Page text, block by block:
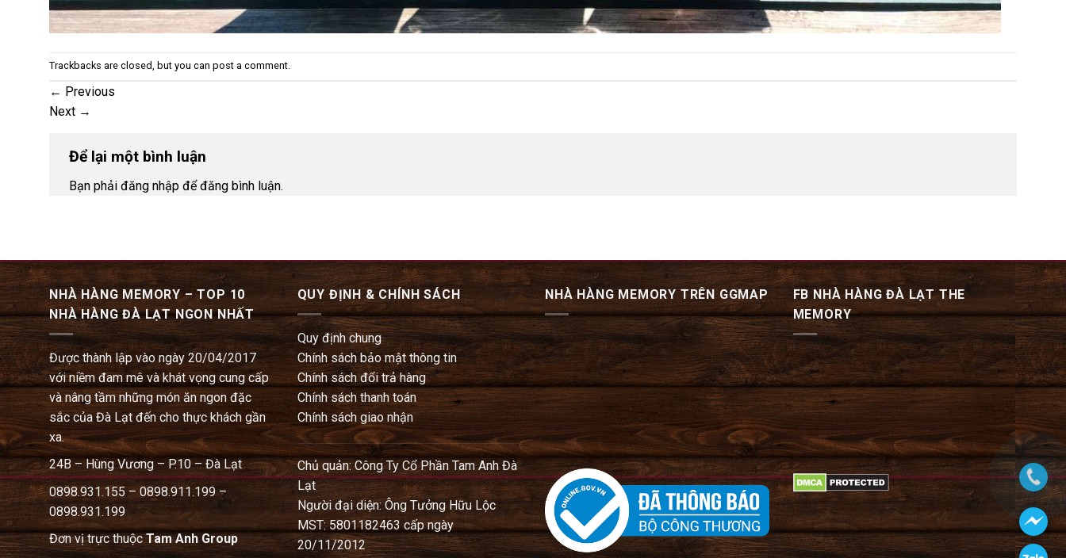
Trackbacks are closed, but you can post a comment
← Previous
Next →
Để lại một bình luận
Bạn phải đăng nhập để đăng bình luận.
NHÀ HÀNG MEMORY – TOP 10
NHÀ HÀNG ĐÀ LẠT NGON NHẤT
Được thành lập vào ngày 20/04/2017
với niềm đam mê và khát vọng cung cấp
và nâng tầm những món ăn ngon đặc
sắc của Đà Lạt đến cho thực khách gần
xa.
24B – Hùng Vương – P.10 – Đà Lạt
0898.931.155 – 0898.911.199 –
0898.931.199
Đơn vị trực thuộcTam Anh Group
QUY ĐỊNH & CHÍNH SÁCH
Quy định chung
Chính sách bảo mật thông tin
Chính sách đổi trả hàng
Chính sách thanh toán
Chính sách giao nhận
Chủ quản: Công Ty Cổ Phần Tam Anh Đà
Lạt
Người đại diện: Ông Tưởng Hữu Lộc
MST: 5801182463 cấp ngày
20/11/2012
NHÀ HÀNG MEMORY TRÊN GGMAP
FB NHÀ HÀNG ĐÀ LẠT THE
MEMORY